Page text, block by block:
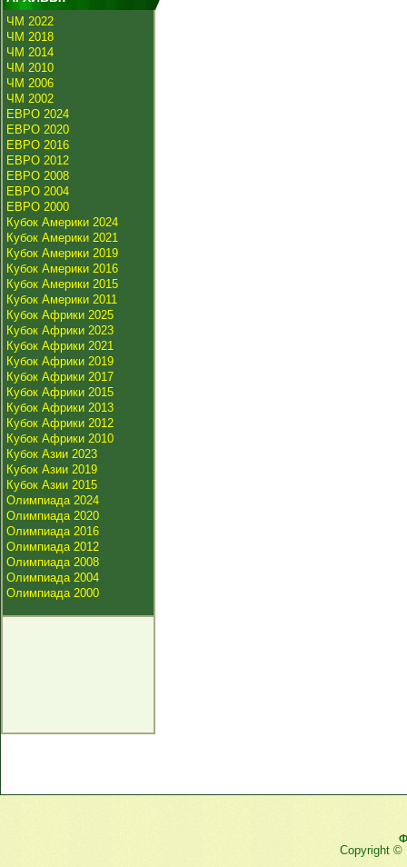
ЧМ 2022
ЧМ 2018
ЧМ 2014
ЧМ 2010
ЧМ 2006
ЧМ 2002
ЕВРО 2024
ЕВРО 2020
ЕВРО 2016
ЕВРО 2012
ЕВРО 2008
ЕВРО 2004
ЕВРО 2000
Кубок Америки 2024
Кубок Америки 2021
Кубок Америки 2019
Кубок Америки 2016
Кубок Америки 2015
Кубок Америки 2011
Кубок Африки 2025
Кубок Африки 2023
Кубок Африки 2021
Кубок Африки 2019
Кубок Африки 2017
Кубок Африки 2015
Кубок Африки 2013
Кубок Африки 2012
Кубок Африки 2010
Кубок Азии 2023
Кубок Азии 2019
Кубок Азии 2015
Олимпиада 2024
Олимпиада 2020
Олимпиада 2016
Олимпиада 2012
Олимпиада 2008
Олимпиада 2004
Олимпиада 2000
Copyright ©